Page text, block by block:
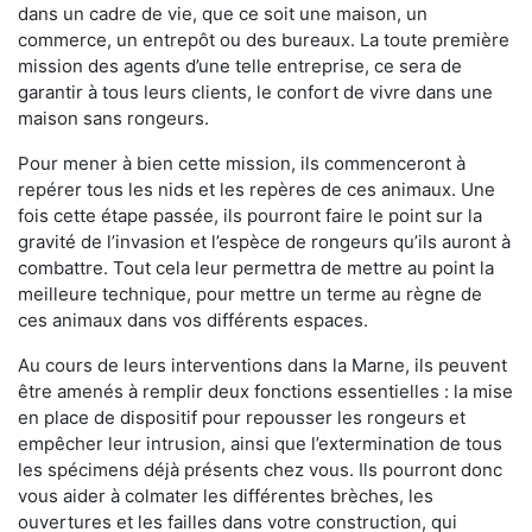
dans un cadre de vie, que ce soit une maison, un
commerce, un entrepôt ou des bureaux. La toute première
mission des agents d’une telle entreprise, ce sera de
garantir à tous leurs clients, le confort de vivre dans une
maison sans rongeurs.
Pour mener à bien cette mission, ils commenceront à
repérer tous les nids et les repères de ces animaux. Une
fois cette étape passée, ils pourront faire le point sur la
gravité de l’invasion et l’espèce de rongeurs qu’ils auront à
combattre. Tout cela leur permettra de mettre au point la
meilleure technique, pour mettre un terme au règne de
ces animaux dans vos différents espaces.
Au cours de leurs interventions dans la Marne, ils peuvent
être amenés à remplir deux fonctions essentielles : la mise
en place de dispositif pour repousser les rongeurs et
empêcher leur intrusion, ainsi que l’extermination de tous
les spécimens déjà présents chez vous. Ils pourront donc
vous aider à colmater les différentes brèches, les
ouvertures et les failles dans votre construction, qui